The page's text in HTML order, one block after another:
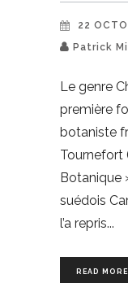
22
Patrick
Le genre
première
botaniste
Tournefort
Botanique
suédois
l’a repris
READ MORE